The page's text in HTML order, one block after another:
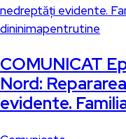
dininimapentrutine
COMUNICAT
Nord:
evidente.